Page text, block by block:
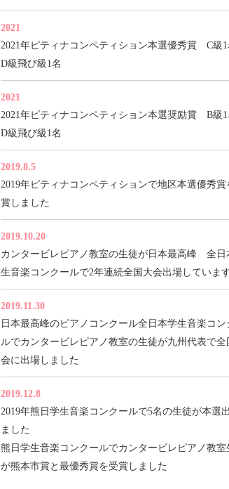
2021
2021年ピティナコンペティション本選優秀賞 C級1
D級飛び級1名
2021
2021年ピティナコンペティション本選奨励賞 B級1
D級飛び級1名
2019.8.5
2019年ピティナコンペティションで地区本選優秀賞
賞しました
2019.10.20
カンタービレピアノ教室の生徒が日本最高峰 全日
生音楽コンクールで2年連続全国大会出場していま
2019.11.30
日本最高峰のピアノコンクール全日本学生音楽コン
ルでカンタービレピアノ教室の生徒が九州代表で全
会に出場しました
2019.12.8
2019年熊日学生音楽コンクールで5名の生徒が本選
ました
熊日学生音楽コンクールでカンタービレピアノ教室
が熊本市賞と最優秀賞を受賞しました